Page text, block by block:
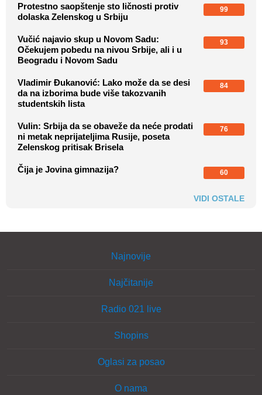
Protestno saopštenje sto ličnosti protiv
dolaska Zelenskog u Srbiju
99
Vučić najavio skup u Novom Sadu:
Očekujem pobedu na nivou Srbije, ali i u
Beogradu i Novom Sadu
93
Vladimir Đukanović: Lako može da se desi
da na izborima bude više takozvanih
studentskih lista
84
Vulin: Srbija da se obaveže da neće prodati
ni metak neprijateljima Rusije, poseta
Zelenskog pritisak Brisela
76
Čija je Jovina gimnazija? 60
VIDI OSTALE
Najnovije
Najčitanije
Radio 021 live
Shopins
Oglasi za posao
O nama